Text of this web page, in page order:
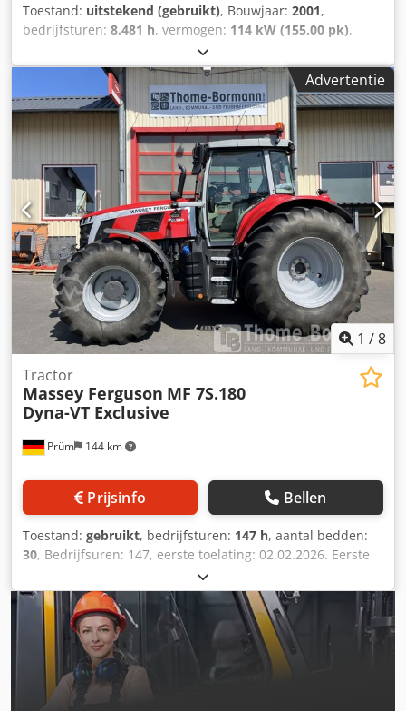
Toestand: uitstekend (gebruikt), Bouwjaar: 2001,
bedrijfsturen: 8.481 h, vermogen: 114 kW (155,00 pk),
, brandstoftype:
registratie:05/2001, kleur:overig, Uitrusting:
airconditioning, = Aanvullende opties en accessoires = - 1
Brandstoftank - ABS - Armsteun - Dikke assen - Hydrauliek
- Naafreductie - PTO - Sper = Meer informatie = Algemene
informatie Cabine: dag Technische informatie Koppel: 663
Nm Aantal cilinders: 6 Motorinhoud: 5.998 cc Aandrijving
Aandrijving: Wiel Motor type: Perkins 1006-60TWG
Transmissie Transmissie: 32 versnellingen Asconfiguratie
Bandenprofiel: 70% Remmen: schijfremmen Vooras:
Differentieelslot; Meesturend Achteras: Dubbellucht;
Differentieelslot Gewichten Ledig gewicht: 6.700 kg
Laadvermogen: 3.800 kg GVW: 10.500 kg Codpfxjzph R Tj Al
Rerf Functioneel Snelwisselsysteem: Ja Staat Technische
staat: zeer goed Optische staat: zeer goed
Advertentie
1 /8
Prüm 144 km
Tractor
Massey Ferguson MF 7S.180
Dyna-VT Exclusive
Prijsinfo Bellen
Toestand: gebruikt, bedrijfsturen: 147 h, aantal bedden:
30, Bedrijfsuren: 147, eerste toelating: 02.02.2026. Eerste
toelating: 02.02.2026. Bedrijfsuren: ca. 150.
Standaarduitrusting/technische gegevens: MOTOR
Maximaal vermogen 132/180 kW/pk (ISO 14396) Maximaal
vermogen met vermogensbeheer 155/210 kW/pk Maximaal
koppel 750 Nm, met vermogensbeheer 860 Nm
Geregistreerd vermogen 148 kW (ISO 14396) Maximaal
vermogen op de aftakas 114/155 kW/pk (OECD) Cedpjzpcu
Hofx Al Rsrf 6 cilinders, 6,6 liter AGCO Power - 66 AWF, CR,